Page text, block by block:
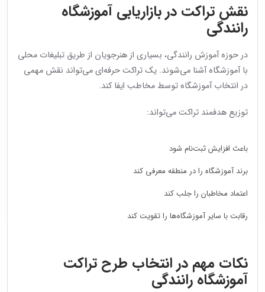
نقش تراکت در بازاریابی آموزشگاه
رانندگی
در حوزه آموزش رانندگی، بسیاری از هنرجویان از طریق تبلیغات محلی
با آموزشگاه آشنا می‌شوند. یک تراکت حرفه‌ای می‌تواند نقش مهمی
در انتخاب آموزشگاه توسط مخاطب ایفا کند.
توزیع هدفمند تراکت می‌تواند:
باعث افزایش ثبت‌نام شود
برند آموزشگاه را در منطقه معرفی کند
اعتماد مخاطبان را جلب کند
رقابت با سایر آموزشگاه‌ها را تقویت کند
نکات مهم در انتخاب طرح تراکت
آموزشگاه رانندگی